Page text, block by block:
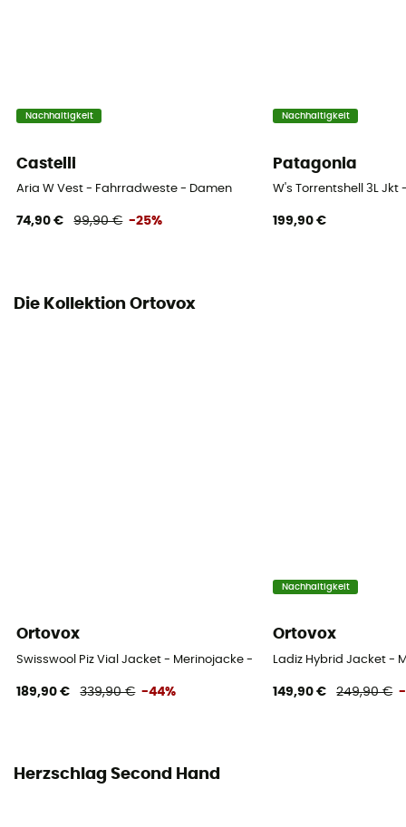
Nachhaltigkeit
Castelli
Aria W Vest - Fahrradweste - Damen
74,90 € 99,90 € -25%
Nachhaltigkeit
Patagonia
W's Torrentshell 3L
199,90 €
Die Kollektion Ortovox
Ortovox
Swisswool Piz Vial Jacket - Merinojacke - Damen
189,90 € 339,90 € -44%
Nachhaltigkeit
Ortovox
Ladiz Hybrid Jacket -
149,90 € 249,90 € -
Herzschlag Second Hand